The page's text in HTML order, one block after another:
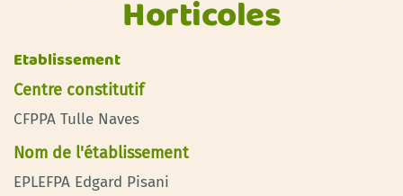
Horticoles
Etablissement
Centre constitutif
CFPPA Tulle Naves
Nom de l'établissement
EPLEFPA Edgard Pisani